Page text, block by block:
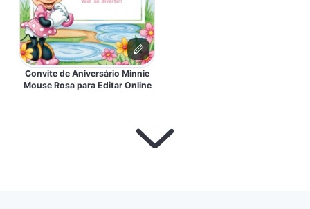
Convite de Aniversário Minnie
Mouse Rosa para Editar Online